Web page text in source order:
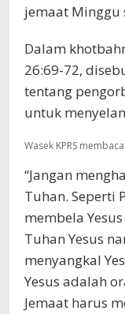
jemaat Minggu
Dalam
26:69-72,
tentang
untuk
Wasek KPRS
“Jangan
Tuhan. Seperti
membela
Tuhan Yesus
menyangkal
Yesus adalah
Jemaat harus